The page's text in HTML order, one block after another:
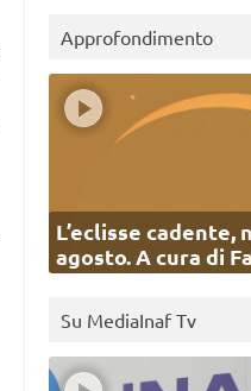
Approfondimento
L’eclisse cadente,
agosto. A cura di
Su MediaInaf Tv